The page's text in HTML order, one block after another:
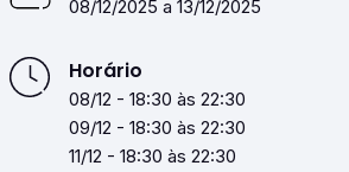
08/12/2025 a 13/12/2025
Horário
08/12 - 18:30 às 22:30
09/12 - 18:30 às 22:30
11/12 - 18:30 às 22:30